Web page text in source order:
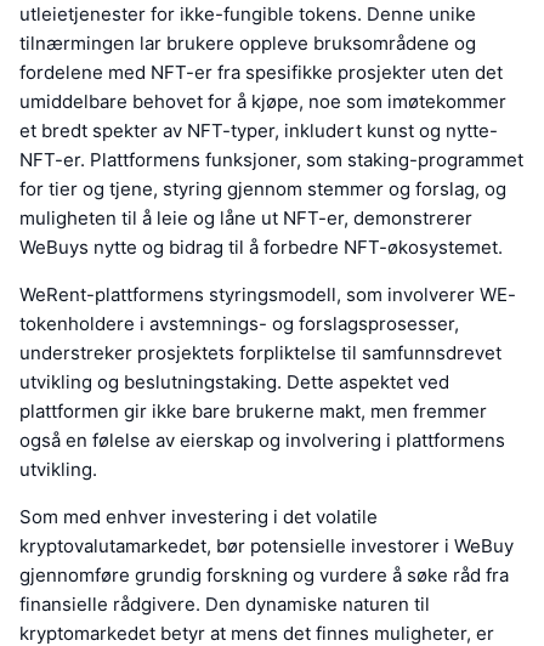
utleietjenester for ikke-fungible tokens. Denne unike
tilnærmingen lar brukere oppleve bruksområdene og
fordelene med NFT-er fra spesifikke prosjekter uten det
umiddelbare behovet for å kjøpe, noe som imøtekommer
et bredt spekter av NFT-typer, inkludert kunst og nytte-
NFT-er. Plattformens funksjoner, som staking-programmet
for tier og tjene, styring gjennom stemmer og forslag, og
muligheten til å leie og låne ut NFT-er, demonstrerer
WeBuys nytte og bidrag til å forbedre NFT-økosystemet.
WeRent-plattformens styringsmodell, som involverer WE-
tokenholdere i avstemnings- og forslagsprosesser,
understreker prosjektets forpliktelse til samfunnsdrevet
utvikling og beslutningstaking. Dette aspektet ved
plattformen gir ikke bare brukerne makt, men fremmer
også en følelse av eierskap og involvering i plattformens
utvikling.
Som med enhver investering i det volatile
kryptovalutamarkedet, bør potensielle investorer i WeBuy
gjennomføre grundig forskning og vurdere å søke råd fra
finansielle rådgivere. Den dynamiske naturen til
kryptomarkedet betyr at mens det finnes muligheter, er